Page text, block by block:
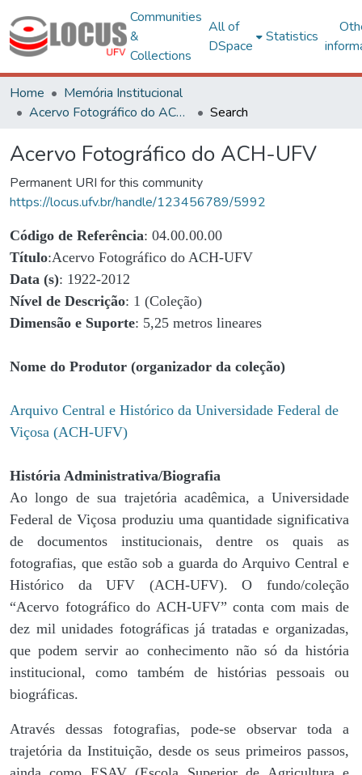
Communities
&
Collections
All of
DSpace
Statistics
Home
Memória Institucional
Acervo Fotográfico do ACH-UFV
Search
Acervo Fotográfico do ACH-UFV
Permanent URI for this community
https://locus.ufv.br/handle/123456789/5992
Código de Referência: 04.00.00.00
Título:Acervo Fotográfico do ACH-UFV
Data (s): 1922-2012
Nível de Descrição: 1 (Coleção)
Dimensão e Suporte: 5,25 metros lineares
Nome do Produtor (organizador da coleção)
Arquivo Central e Histórico da Universidade Federal de
Viçosa (ACH-UFV)
História Administrativa/Biografia
Ao longo de sua trajetória acadêmica, a Universidade
Federal de Viçosa produziu uma quantidade significativa
de documentos institucionais, dentre os quais as
fotografias, que estão sob a guarda do Arquivo Central e
Histórico da UFV (ACH-UFV). O fundo/coleção
“Acervo fotográfico do ACH-UFV” conta com mais de
dez mil unidades fotográficas já tratadas e organizadas,
que podem servir ao conhecimento não só da história
institucional, como também de histórias pessoais ou
biográficas.
Através dessas fotografias, pode-se observar toda a
trajetória da Instituição, desde os seus primeiros passos,